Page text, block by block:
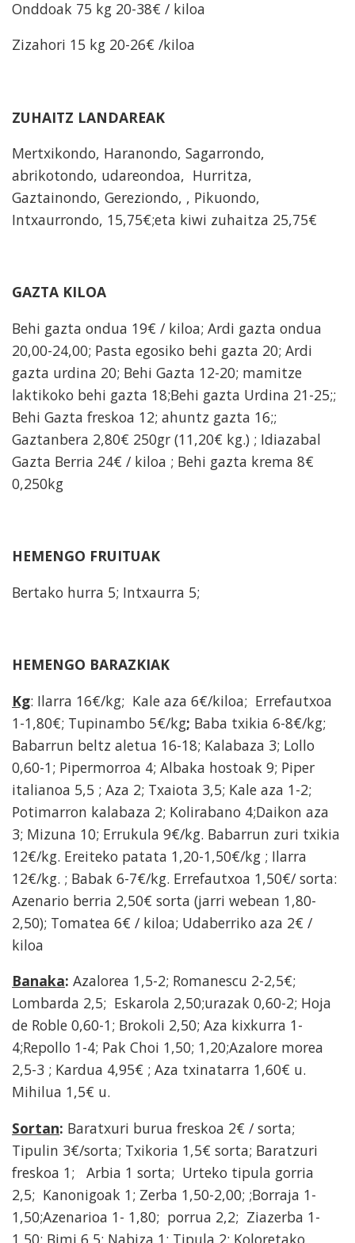
Onddoak 75 kg 20-38€ / kiloa
Zizahori 15 kg 20-26€ /kiloa
ZUHAITZ LANDAREAK
Mertxikondo, Haranondo, Sagarrondo,
abrikotondo, udareondoa, Hurritza,
Gaztainondo, Gereziondo, , Pikuondo,
Intxaurrondo, 15,75€;eta kiwi zuhaitza 25,75€
GAZTA KILOA
Behi gazta ondua 19€ / kiloa; Ardi gazta ondua
20,00-24,00; Pasta egosiko behi gazta 20; Ardi
gazta urdina 20; Behi Gazta 12-20; mamitze
laktikoko behi gazta 18;Behi gazta Urdina 21-25;;
Behi Gazta freskoa 12; ahuntz gazta 16;;
Gaztanbera 2,80€ 250gr (11,20€ kg.) ; Idiazabal
Gazta Berria 24€ / kiloa ; Behi gazta krema 8€
0,250kg
HEMENGO FRUITUAK
Bertako hurra 5; Intxaurra 5;
HEMENGO BARAZKIAK
Kg: Ilarra 16€/kg; Kale aza 6€/kiloa; Errefautxoa
1-1,80€; Tupinambo 5€/kg; Baba txikia 6-8€/kg;
Babarrun beltz aletua 16-18; Kalabaza 3; Lollo
0,60-1; Pipermorroa 4; Albaka hostoak 9; Piper
italianoa 5,5 ; Aza 2; Txaiota 3,5; Kale aza 1-2;
Potimarron kalabaza 2; Kolirabano 4;Daikon aza
3; Mizuna 10; Errukula 9€/kg. Babarrun zuri txikia
12€/kg. Ereiteko patata 1,20-1,50€/kg ; Ilarra
12€/kg. ; Babak 6-7€/kg. Errefautxoa 1,50€/ sorta:
Azenario berria 2,50€ sorta (jarri webean 1,80-
2,50); Tomatea 6€ / kiloa; Udaberriko aza 2€ /
kiloa
Banaka: Azalorea 1,5-2; Romanescu 2-2,5€;
Lombarda 2,5; Eskarola 2,50;urazak 0,60-2; Hoja
de Roble 0,60-1; Brokoli 2,50; Aza kixkurra 1-
4;Repollo 1-4; Pak Choi 1,50; 1,20;Azalore morea
2,5-3 ; Kardua 4,95€ ; Aza txinatarra 1,60€ u.
Mihilua 1,5€ u.
Sortan: Baratxuri burua freskoa 2€ / sorta;
Tipulin 3€/sorta; Txikoria 1,5€ sorta; Baratzuri
freskoa 1; Arbia 1 sorta; Urteko tipula gorria
2,5; Kanonigoak 1; Zerba 1,50-2,00; ;Borraja 1-
1,50;Azenarioa 1- 1,80; porrua 2,2; Ziazerba 1-
1,50; Bimi 6,5; Nabiza 1; Tipula 2; Koloretako